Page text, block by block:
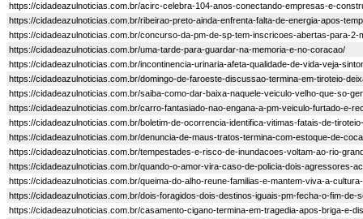
https://cidadeazulnoticias.com.br/acirc-celebra-104-anos-conectando-empresas-e-
https://cidadeazulnoticias.com.br/ribeirao-preto-ainda-enfrenta-falta-de-energia-apos-
https://cidadeazulnoticias.com.br/concurso-da-pm-de-sp-tem-inscricoes-abertas-para-2-
https://cidadeazulnoticias.com.br/uma-tarde-para-guardar-na-memoria-e-no-coracao/
https://cidadeazulnoticias.com.br/incontinencia-urinaria-afeta-qualidade-de-vida-veja-
https://cidadeazulnoticias.com.br/domingo-de-faroeste-discussao-termina-em-tiroteio-
https://cidadeazulnoticias.com.br/saiba-como-dar-baixa-naquele-veiculo-velho-que-so-
https://cidadeazulnoticias.com.br/carro-fantasiado-nao-engana-a-pm-veiculo-furtado-e-
https://cidadeazulnoticias.com.br/boletim-de-ocorrencia-identifica-vitimas-fatais-de-
https://cidadeazulnoticias.com.br/denuncia-de-maus-tratos-termina-com-estoque-de-
https://cidadeazulnoticias.com.br/tempestades-e-risco-de-inundacoes-voltam-ao-rio-
https://cidadeazulnoticias.com.br/quando-o-amor-vira-caso-de-policia-dois-agressores-
https://cidadeazulnoticias.com.br/queima-do-alho-reune-familias-e-mantem-viva-a-
https://cidadeazulnoticias.com.br/dois-foragidos-dois-destinos-iguais-pm-fecha-o-fim-
https://cidadeazulnoticias.com.br/casamento-cigano-termina-em-tragedia-apos-briga-e-